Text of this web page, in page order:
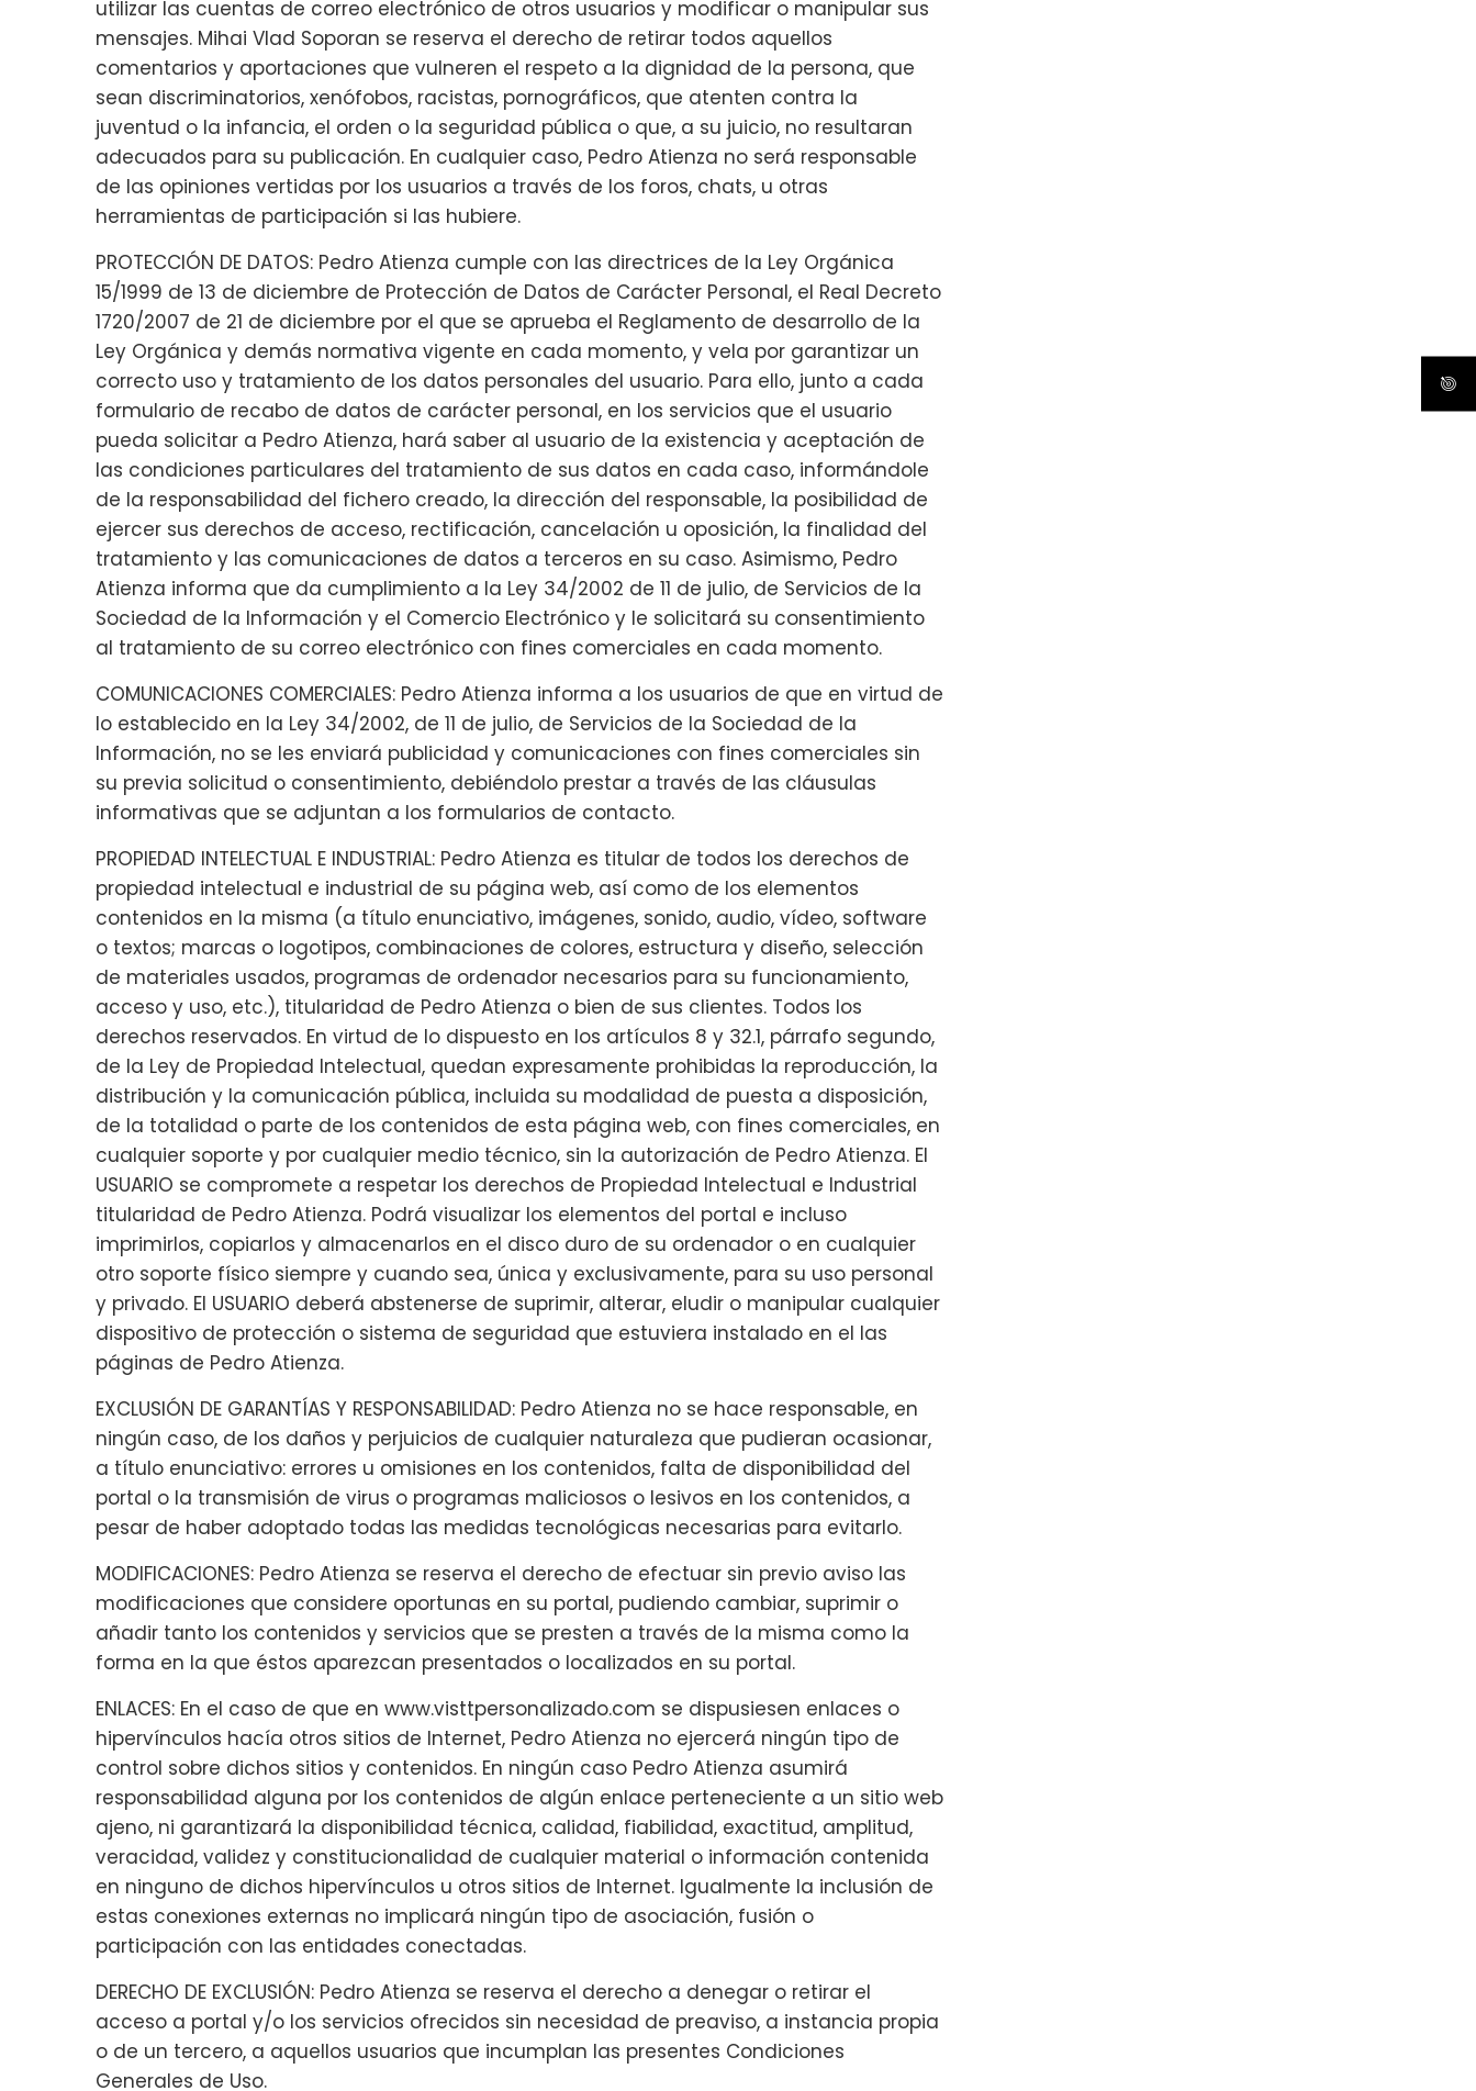
utilizar las cuentas de correo electrónico de otros usuarios y modificar o manipular sus
mensajes. Mihai Vlad Soporan se reserva el derecho de retirar todos aquellos
comentarios y aportaciones que vulneren el respeto a la dignidad de la persona, que
sean discriminatorios, xenófobos, racistas, pornográficos, que atenten contra la
juventud o la infancia, el orden o la seguridad pública o que, a su juicio, no resultaran
adecuados para su publicación. En cualquier caso, Pedro Atienza no será responsable
de las opiniones vertidas por los usuarios a través de los foros, chats, u otras
herramientas de participación si las hubiere.
PROTECCIÓN DE DATOS: Pedro Atienza cumple con las directrices de la Ley Orgánica
15/1999 de 13 de diciembre de Protección de Datos de Carácter Personal, el Real Decreto
1720/2007 de 21 de diciembre por el que se aprueba el Reglamento de desarrollo de la
Ley Orgánica y demás normativa vigente en cada momento, y vela por garantizar un
correcto uso y tratamiento de los datos personales del usuario. Para ello, junto a cada
formulario de recabo de datos de carácter personal, en los servicios que el usuario
pueda solicitar a Pedro Atienza, hará saber al usuario de la existencia y aceptación de
las condiciones particulares del tratamiento de sus datos en cada caso, informándole
de la responsabilidad del fichero creado, la dirección del responsable, la posibilidad de
ejercer sus derechos de acceso, rectificación, cancelación u oposición, la finalidad del
tratamiento y las comunicaciones de datos a terceros en su caso. Asimismo, Pedro
Atienza informa que da cumplimiento a la Ley 34/2002 de 11 de julio, de Servicios de la
Sociedad de la Información y el Comercio Electrónico y le solicitará su consentimiento
al tratamiento de su correo electrónico con fines comerciales en cada momento.
COMUNICACIONES COMERCIALES: Pedro Atienza informa a los usuarios de que en virtud de
lo establecido en la Ley 34/2002, de 11 de julio, de Servicios de la Sociedad de la
Información, no se les enviará publicidad y comunicaciones con fines comerciales sin
su previa solicitud o consentimiento, debiéndolo prestar a través de las cláusulas
informativas que se adjuntan a los formularios de contacto.
PROPIEDAD INTELECTUAL E INDUSTRIAL: Pedro Atienza es titular de todos los derechos de
propiedad intelectual e industrial de su página web, así como de los elementos
contenidos en la misma (a título enunciativo, imágenes, sonido, audio, vídeo, software
o textos; marcas o logotipos, combinaciones de colores, estructura y diseño, selección
de materiales usados, programas de ordenador necesarios para su funcionamiento,
acceso y uso, etc.), titularidad de Pedro Atienza o bien de sus clientes. Todos los
derechos reservados. En virtud de lo dispuesto en los artículos 8 y 32.1, párrafo segundo,
de la Ley de Propiedad Intelectual, quedan expresamente prohibidas la reproducción, la
distribución y la comunicación pública, incluida su modalidad de puesta a disposición,
de la totalidad o parte de los contenidos de esta página web, con fines comerciales, en
cualquier soporte y por cualquier medio técnico, sin la autorización de Pedro Atienza. El
USUARIO se compromete a respetar los derechos de Propiedad Intelectual e Industrial
titularidad de Pedro Atienza. Podrá visualizar los elementos del portal e incluso
imprimirlos, copiarlos y almacenarlos en el disco duro de su ordenador o en cualquier
otro soporte físico siempre y cuando sea, única y exclusivamente, para su uso personal
y privado. El USUARIO deberá abstenerse de suprimir, alterar, eludir o manipular cualquier
dispositivo de protección o sistema de seguridad que estuviera instalado en el las
páginas de Pedro Atienza.
EXCLUSIÓN DE GARANTÍAS Y RESPONSABILIDAD: Pedro Atienza no se hace responsable, en
ningún caso, de los daños y perjuicios de cualquier naturaleza que pudieran ocasionar,
a título enunciativo: errores u omisiones en los contenidos, falta de disponibilidad del
portal o la transmisión de virus o programas maliciosos o lesivos en los contenidos, a
pesar de haber adoptado todas las medidas tecnológicas necesarias para evitarlo.
MODIFICACIONES: Pedro Atienza se reserva el derecho de efectuar sin previo aviso las
modificaciones que considere oportunas en su portal, pudiendo cambiar, suprimir o
añadir tanto los contenidos y servicios que se presten a través de la misma como la
forma en la que éstos aparezcan presentados o localizados en su portal.
ENLACES: En el caso de que en www.visttpersonalizado.com se dispusiesen enlaces o
hipervínculos hacía otros sitios de Internet, Pedro Atienza no ejercerá ningún tipo de
control sobre dichos sitios y contenidos. En ningún caso Pedro Atienza asumirá
responsabilidad alguna por los contenidos de algún enlace perteneciente a un sitio web
ajeno, ni garantizará la disponibilidad técnica, calidad, fiabilidad, exactitud, amplitud,
veracidad, validez y constitucionalidad de cualquier material o información contenida
en ninguno de dichos hipervínculos u otros sitios de Internet. Igualmente la inclusión de
estas conexiones externas no implicará ningún tipo de asociación, fusión o
participación con las entidades conectadas.
DERECHO DE EXCLUSIÓN: Pedro Atienza se reserva el derecho a denegar o retirar el
acceso a portal y/o los servicios ofrecidos sin necesidad de preaviso, a instancia propia
o de un tercero, a aquellos usuarios que incumplan las presentes Condiciones
Generales de Uso.